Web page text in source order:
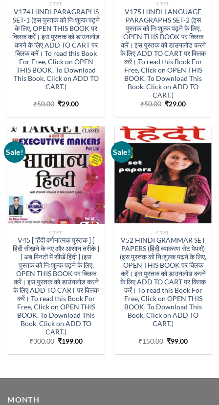
CTET
V174 HINDI PARAGRAPHS
SET-1 (इस पुस्तक को निःशुल्क पढ़ने
के लिए, OPEN THIS BOOK पर
क्लिक करें। इस पुस्तक को डाउनलोड
करने के लिए ADD TO CART पर
क्लिक करें। To read this Book
For Free, Click on OPEN
THIS BOOK. To Download
This Book, Click on ADD TO
CART.)
₹50.00 Original
was:
₹29.00Current
is:
CTET
V175 HINDI LANGUAGE
PARAGRAPHS SET-2 (इस
पुस्तक को निःशुल्क पढ़ने के लिए,
OPEN THIS BOOK पर क्लिक
करें। इस पुस्तक को डाउनलोड करने
के लिए ADD TO CART पर क्लिक
करें। To read this Book For
Free, Click on OPEN THIS
BOOK. To Download This
Book, Click on ADD TO
CART.)
₹50.00 Original
was:
₹29.00Current
is:
Sale!
CTET
V45 [ हिंदी वर्णनात्मक पुस्तक ] [
हिंदी सीखने के नए और आसान तरीके ]
[ अब मिनटों में सीखें हिंदी ] (इस
पुस्तक को निःशुल्क पढ़ने के लिए,
OPEN THIS BOOK पर क्लिक
करें। इस पुस्तक को डाउनलोड करने
के लिए ADD TO CART पर क्लिक
करें। To read this Book For
Free, Click on OPEN THIS
BOOK. To Download This
Book, Click on ADD TO
CART.)
₹300.00 Original
was:
₹199.00Current
is:
Sale!
CTET
V52 HINDI GRAMMAR SET
PAPERS (हिंदी व्याकरण सेट पेपर्स)
(इस पुस्तक को निःशुल्क पढ़ने के लिए,
OPEN THIS BOOK पर क्लिक
करें। इस पुस्तक को डाउनलोड करने
के लिए ADD TO CART पर क्लिक
करें। To read this Book For
Free, Click on OPEN THIS
BOOK. To Download This
Book, Click on ADD TO
CART.)
₹150.00 Original
was:
₹99.00Current
is:
MONTH